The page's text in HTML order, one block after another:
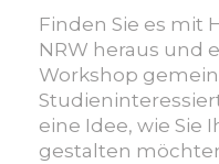
Finden Sie es mit
NRW heraus und
Workshop
eine Idee, wie Sie
gestalten